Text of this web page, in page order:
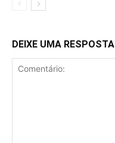
DEIXE UMA RESPOSTA